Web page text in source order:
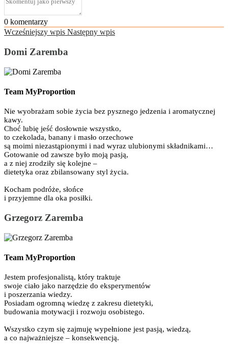
0 komentarzy
Wcześniejszy wpis Następny wpis
Domi Zaremba
Team MyProportion
Nie wyobrażam sobie życia bez pysznego jedzenia i aromatycznej
kawy.
Choć lubię jeść dosłownie wszystko,
to czekolada, banany i masło orzechowe
są moimi niezastąpionymi i nad wyraz ulubionymi składnikami…
Gotowanie od zawsze było moją pasją,
a z niej zrodziły się kolejne –
dietetyka oraz zbilansowany styl życia.
Kocham podróże, słońce
i przyjemne dla oka posiłki.
Grzegorz Zaremba
Team MyProportion
Jestem profesjonalistą, który traktuje
swoje ciało jako narzędzie do eksperymentów
i poszerzania wiedzy.
Posiadam ogromną wiedzę z zakresu dietetyki,
budowania motywacji i rozwoju osobistego.
Wszystko czym się zajmuję wypełnione jest pasją, wiedzą,
a co najważniejsze – konsekwencją.